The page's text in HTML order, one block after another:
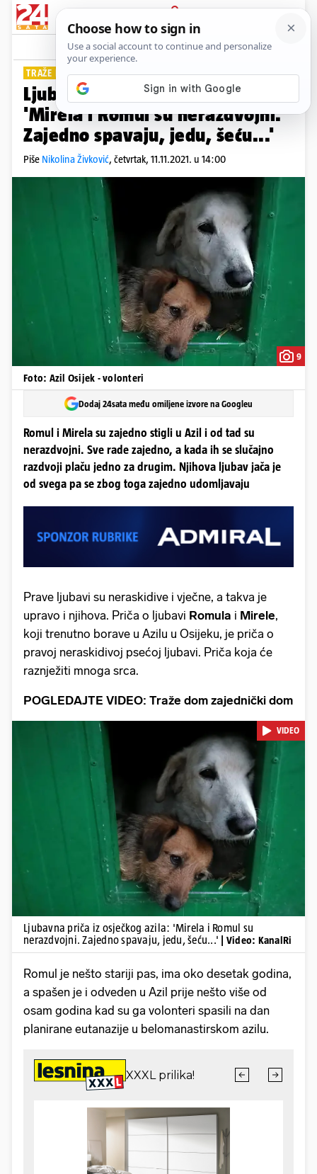
PRIJAVA
Lifestyle Komentari
TRAŽE DOM GDJE BI BILI ZAJEDNO
Ljubavna priča iz osječkog azila:
'Mirela i Romul su nerazdvojni.
Zajedno spavaju, jedu, šeću...'
Piše Nikolina Živković, četvrtak, 11.11.2021. u 14:00
9
Foto: Azil Osijek - volonteri
Dodaj 24sata među omiljene izvore na Googleu
Romul i Mirela su zajedno stigli u Azil i od tad su
nerazdvojni. Sve rade zajedno, a kada ih se slučajno
razdvoji plaču jedno za drugim. Njihova ljubav jača je
od svega pa se zbog toga zajedno udomljavaju
Prave ljubavi su neraskidive i vječne, a takva je
upravo i njihova. Priča o ljubavi Romula i Mirele,
koji trenutno borave u Azilu u Osijeku, je priča o
pravoj neraskidivoj psećoj ljubavi. Priča koja će
raznježiti mnoga srca.
POGLEDAJTE VIDEO: Traže dom zajednički dom
Pokretanje videa...
VIDEO
Ljubavna priča iz osječkog azila: 'Mirela i Romul su
nerazdvojni. Zajedno spavaju, jedu, šeću...'
| Video: KanalRi
Romul je nešto stariji pas, ima oko desetak godina,
a spašen je i odveden u Azil prije nešto više od
osam godina kad su ga volonteri spasili na dan
planirane eutanazije u belomanastirskom azilu.